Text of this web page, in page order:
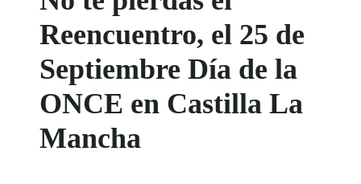
Reencuentro, el 25 de
Septiembre Día de la
ONCE en Castilla La
Mancha